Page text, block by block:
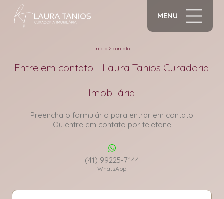
MENU
início> contato
Entre em contato - Laura Tanios Curadoria
Imobiliária
Preencha o formulário para entrar em contato
Ou entre em contato por telefone
(41) 99225-7144
WhatsApp